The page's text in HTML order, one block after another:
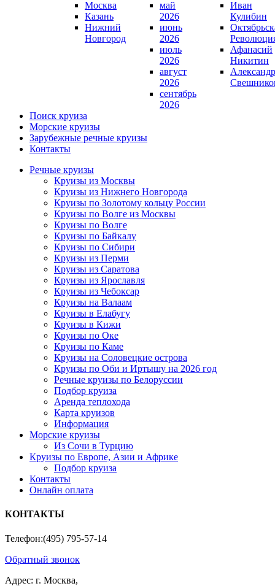
Москва
Казань
Нижний
Новгород
май
2026
июнь
2026
июль
2026
август
2026
сентябрь
2026
Иван
Кулибин
Афанасий
Никитин
Александр
Поиск круиза
Морские круизы
Зарубежные речные круизы
Контакты
Речные круизы
Круизы из Москвы
Круизы из Нижнего Новгорода
Круизы по Золотому кольцу России
Круизы по Волге из Москвы
Круизы по Волге
Круизы по Байкалу
Круизы по Сибири
Круизы из Перми
Круизы из Саратова
Круизы из Ярославля
Круизы из Чебоксар
Круизы на Валаам
Круизы в Елабугу
Круизы в Кижи
Круизы по Оке
Круизы по Каме
Круизы на Соловецкие острова
Круизы по Оби и Иртышу на 2026 год
Речные круизы по Белоруссии
Подбор круиза
Аренда теплохода
Карта круизов
Информация
Морские круизы
Из Сочи в Турцию
Круизы по Европе, Азии и Африке
Подбор круиза
Контакты
Онлайн оплата
КОНТАКТЫ
Телефон:(495) 795-57-14
Обратный звонок
Адрес: г. Москва,